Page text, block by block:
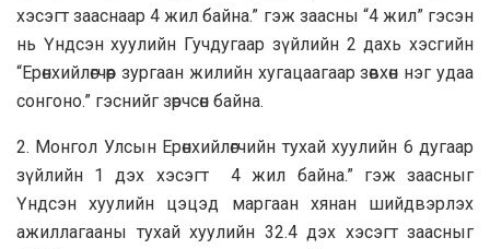
хэсэгт зааснаар 4 жил байна.” гэж заасны “4 жил” гэсэн
нь Үндсэн хуулийн Гучдугаар зүйлийн 2 дахь хэсгийн
“Ерөнхийлөгчөөр зургаан жилийн хугацаагаар зөвхөн нэг удаа
сонгоно.” гэснийг зөрчсөн байна.
2. Монгол Улсын Ерөнхийлөгчийн тухай хуулийн 6 дугаар
зүйлийн 1 дэх хэсэгт 4 жил байна.” гэж заасныг
Үндсэн хуулийн цэцэд маргаан хянан шийдвэрлэх
ажиллагааны тухай хуулийн 32.4 дэх хэсэгт заасныг